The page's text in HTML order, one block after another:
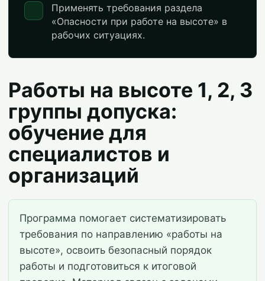
Работы на высоте 1, 2, 3
группы допуска:
обучение для
специалистов и
организаций
Программа помогает систематизировать
требования по направлению «работы на
высоте», освоить безопасный порядок
работы и подготовиться к итоговой
Применять требования раздела
«Опасности при работе на высоте» в
рабочих ситуациях.